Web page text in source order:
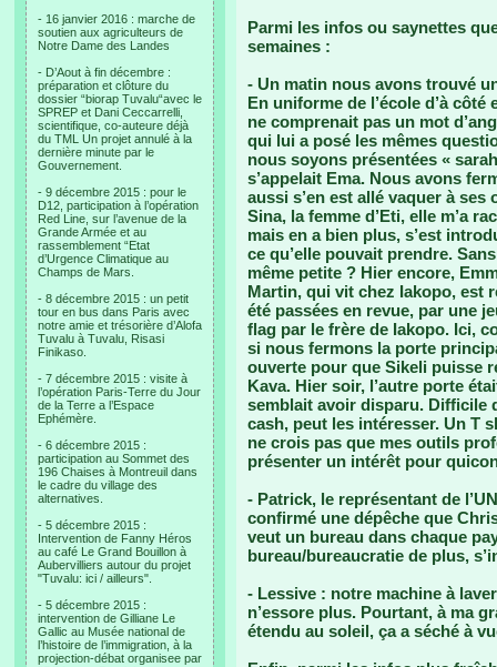
- 16 janvier 2016 : marche de
soutien aux agriculteurs de
Notre Dame des Landes
- D’Aout à fin décembre :
préparation et clôture du
dossier “biorap Tuvalu“avec le
SPREP et Dani Ceccarrelli,
scientifique, co-auteure déjà
du TML Un projet annulé à la
dernière minute par le
Gouvernement.
- 9 décembre 2015 : pour le
D12, participation à l’opération
Red Line, sur l’avenue de la
Grande Armée et au
rassemblement “Etat
d’Urgence Climatique au
Champs de Mars.
- 8 décembre 2015 : un petit
tour en bus dans Paris avec
notre amie et trésorière d’Alofa
Tuvalu à Tuvalu, Risasi
Finikaso.
- 7 décembre 2015 : visite à
l’opération Paris-Terre du Jour
de la Terre a l’Espace
Ephémère.
- 6 décembre 2015 :
participation au Sommet des
196 Chaises à Montreuil dans
le cadre du village des
alternatives.
- 5 décembre 2015 :
Intervention de Fanny Héros
au café Le Grand Bouillon à
Aubervilliers autour du projet
"Tuvalu: ici / ailleurs".
- 5 décembre 2015 :
intervention de Gilliane Le
Gallic au Musée national de
l’histoire de l’immigration, à la
projection-débat organisee par
Parmi les infos ou saynettes
semaines :
- Un matin nous avons trouvé
En uniforme de l’école d’à
ne comprenait pas un mot
qui lui a posé les mêmes
nous soyons présentées «
s’appelait Ema. Nous avons
aussi s’en est allé vaquer à ses
Sina, la femme d’Eti, elle m’a
mais en a bien plus, s’est
ce qu’elle pouvait prendre.
même petite ? Hier encore,
Martin, qui vit chez Iakopo, est
été passées en revue, par une
flag par le frère de Iakopo. Ici,
si nous fermons la porte
ouverte pour que Sikeli puisse
Kava. Hier soir, l’autre porte
semblait avoir disparu. Difficile
cash, peut les intéresser. Un T
ne crois pas que mes outils
présenter un intérêt pour
- Patrick, le représentant de
confirmé une dépêche que
veut un bureau dans chaque
bureau/bureaucratie de plus,
- Lessive : notre machine à
n’essore plus. Pourtant, à ma
étendu au soleil, ça a séché à